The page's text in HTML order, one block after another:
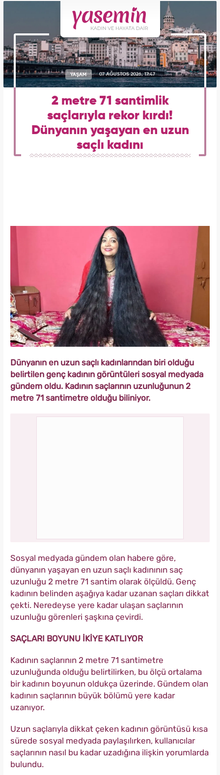
YAŞAM 07 AĞUSTOS 2026, 17:47
2 metre 71 santimlik
saçlarıyla rekor kırdı!
Dünyanın yaşayan en uzun
saçlı kadını
Dünyanın en uzun saçlı kadınlarından biri olduğu
belirtilen genç kadının görüntüleri sosyal medyada
gündem oldu. Kadının saçlarının uzunluğunun 2
metre 71 santimetre olduğu biliniyor.
Sosyal medyada gündem olan habere göre,
dünyanın yaşayan en uzun saçlı kadınının saç
uzunluğu 2 metre 71 santim olarak ölçüldü. Genç
kadının belinden aşağıya kadar uzanan saçları dikkat
çekti. Neredeyse yere kadar ulaşan saçlarının
uzunluğu görenleri şaşkına çevirdi.
SAÇLARI BOYUNU İKİYE KATLIYOR
Kadının saçlarının 2 metre 71 santimetre
uzunluğunda olduğu belirtilirken, bu ölçü ortalama
bir kadının boyunun oldukça üzerinde. Gündem olan
kadının saçlarının büyük bölümü yere kadar
uzanıyor.
Uzun saçlarıyla dikkat çeken kadının görüntüsü kısa
sürede sosyal medyada paylaşılırken, kullanıcılar
saçlarının nasıl bu kadar uzadığına ilişkin yorumlarda
bulundu.